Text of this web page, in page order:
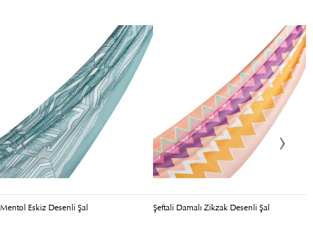
Mentol Eskiz Desenli Şal Şeftali Damalı Zikzak Desenli Şal